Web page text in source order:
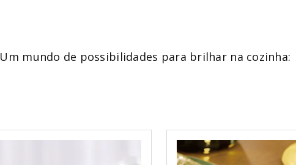
Um mundo de possibilidades para brilhar na cozinha: